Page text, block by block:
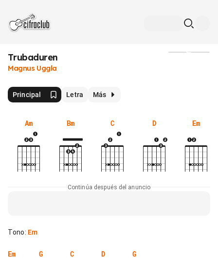
Trubaduren
Magnus Uggla
Principal Letra Más
Am Bm C D Em
Continúa después del anuncio
Tono: Em
Em G C D
G